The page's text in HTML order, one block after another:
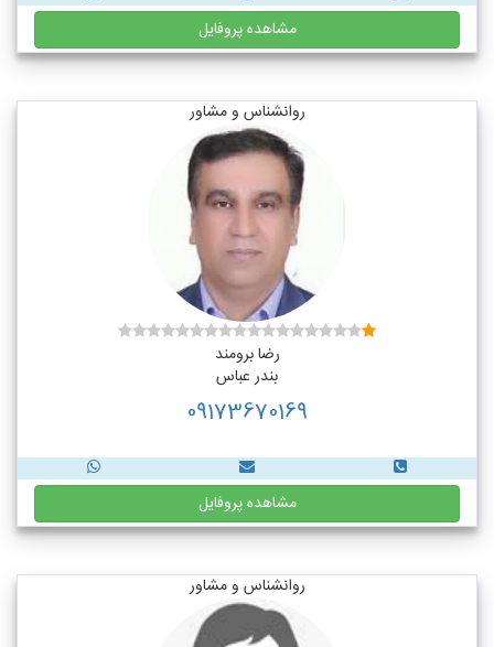
مشاهده پروفایل
روانشناس و مشاور
رضا برومند
بندر عباس
09173670169
مشاهده پروفایل
روانشناس و مشاور